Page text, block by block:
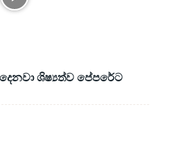
ශිෂ්‍යත්ව පේපරේට